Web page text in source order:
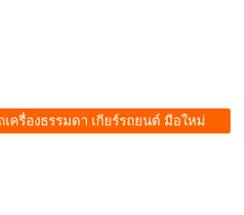
ครื่องธรรมดา เกียร์รถยนต์ มือใหม่